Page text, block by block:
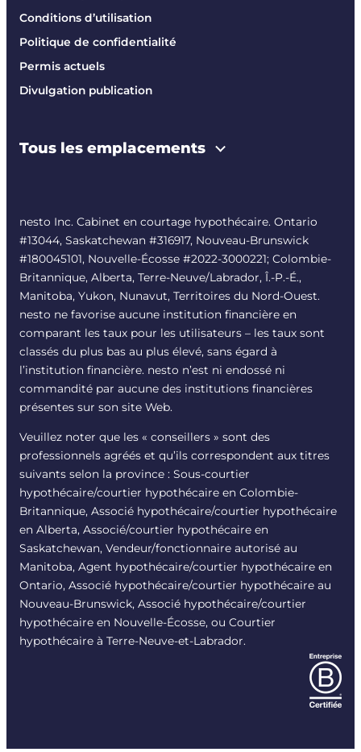
Conditions d’utilisation
Politique de confidentialité
Permis actuels
Divulgation publication
Tous les emplacements
nesto Inc. Cabinet en courtage hypothécaire. Ontario
#13044, Saskatchewan #316917, Nouveau-Brunswick
#180045101, Nouvelle-Écosse #2022-3000221; Colombie-
Britannique, Alberta, Terre-Neuve/Labrador, Î.-P.-É.,
Manitoba, Yukon, Nunavut, Territoires du Nord-Ouest.
nesto ne favorise aucune institution financière en
comparant les taux pour les utilisateurs – les taux sont
classés du plus bas au plus élevé, sans égard à
l’institution financière. nesto n’est ni endossé ni
commandité par aucune des institutions financières
présentes sur son site Web.
Veuillez noter que les « conseillers » sont des
professionnels agréés et qu’ils correspondent aux titres
suivants selon la province : Sous-courtier
hypothécaire/courtier hypothécaire en Colombie-
Britannique, Associé hypothécaire/courtier hypothécaire
en Alberta, Associé/courtier hypothécaire en
Saskatchewan, Vendeur/fonctionnaire autorisé au
Manitoba, Agent hypothécaire/courtier hypothécaire en
Ontario, Associé hypothécaire/courtier hypothécaire au
Nouveau-Brunswick, Associé hypothécaire/courtier
hypothécaire en Nouvelle-Écosse, ou Courtier
hypothécaire à Terre-Neuve-et-Labrador.